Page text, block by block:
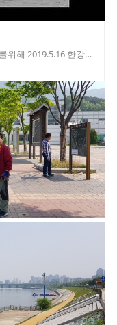
한국발효산업진흥회 2020FIPA EXPO 준비를위해 2019.5.16 한강나루터 답사를 했다. 발효산업정보 ntnews@naver.com